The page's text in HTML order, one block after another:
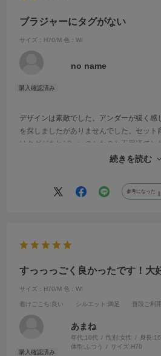
ブラジャーにタグがない
サイズ：H70/M 色：WI
no name
デザインは素敵でした。アンダーが緩く感
を探しましたがありませんでした。セット
けタグがあればいいのかな？と不思議でし
こにあるのか教えてもらいたいです。返品
続きを読む
参考になった
すっっっごく良かったです！大
サイズ：H70/M 色：WI
着けごこち:良い シルエット :満足 普段ご利
あまね
年代:10代 性別:女性 身長:
体型: ふつう サイズ:H70